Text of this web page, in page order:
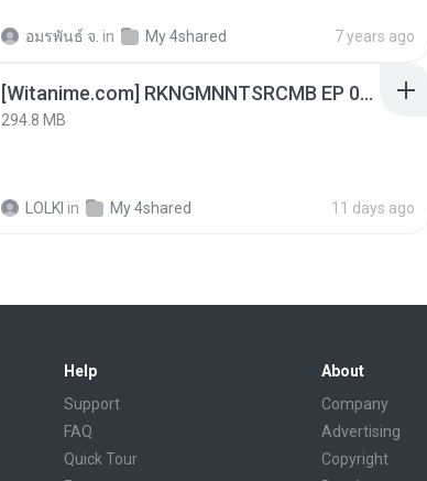
อมรพันธ์ จ. in My 4shared 7 years ago
[Witanime.com] RKNGMNNTSRCMB EP 06 HD.mp4
294.8 MB
LOLKI in My 4shared 11 days ago
Help
Support
FAQ
Quick Tour
About
Company
Advertising
Copyright